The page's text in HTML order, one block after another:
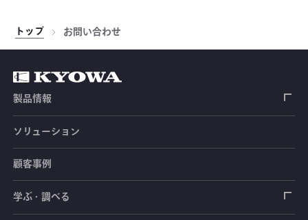
トップ お問い合わせ
製品情報
ひずみゲージ
センサ（変換器）
ロードセル
土木建築用センサ
ソリューション
顧客事例
学ぶ・調べる